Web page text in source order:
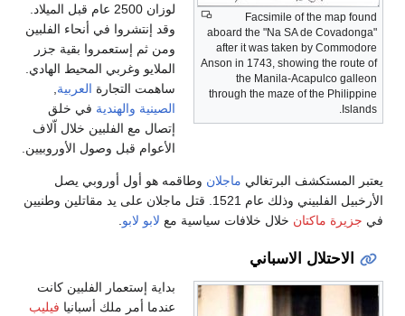
Facsimile of the map found
aboard the "Na SA de Covadonga"
after it was taken by Commodore
Anson in 1743, showing the route of
the Manila-Acapulco galleon
through the maze of the Philippine
Islands.
لوزان 2500 عام قبل الميلاد.
وقد إنتشروا في أنحاء الفلبين
ومن ثم إستعمروا بقية جزر
الملايو وغربي المحيط الهادي.
ساهمت التجارة العربية
الصينية والهندية في خلق
إتصال مع الفلبين خلال اّلاف
الأعوام قبل وصول الأوروبيين.
يعتبر المستكشف البرتغالي ماجلان وطاقمه هو أول أوروبي يصل
الأرخبيل الفلبيني وذلك عام 1521. قتل ماجلان على يد مقاتلين وطنيين
في جزيرة ماكتان خلال خلافات سياسية مع لابو لابو
الاحتلال الاسباني
بداية إستعمار الفلبين كانت
عندما أمر ملك أسبانيا فيليب